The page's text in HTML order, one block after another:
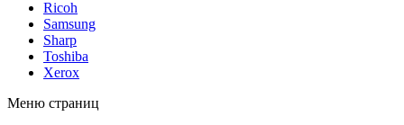
Ricoh
Samsung
Sharp
Toshiba
Xerox
Меню страниц